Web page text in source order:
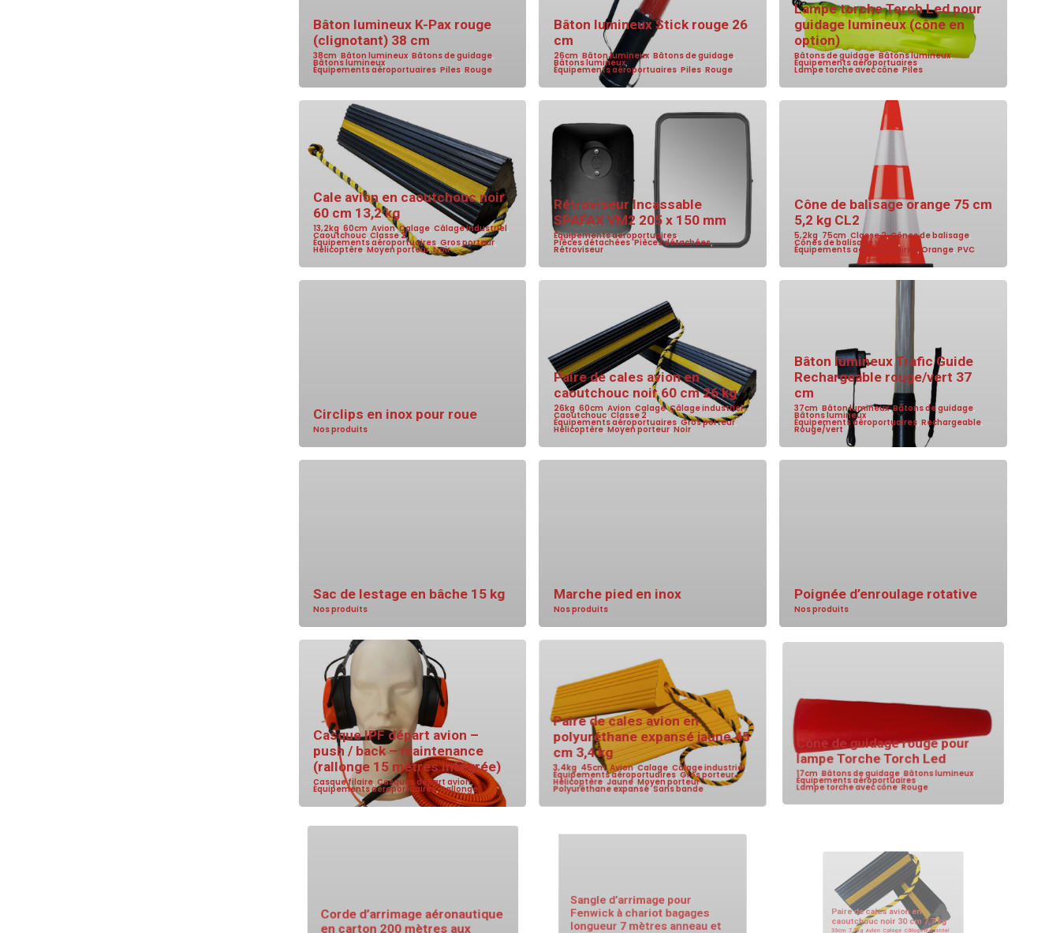
Bâton lumineux K-Pax rouge
(clignotant) 38 cm
38cm ,Bâton lumineux ,Bâtons de guidage
Bâtons lumineux
Équipements aéroportuaires ,Piles ,Rouge
Bâton lumineux Stick rouge 26
cm
26cm Bâton lumineux, Bâtons de guidage,
Bâtons lumineux,
Équipements aéroportuaires, Piles, Rouge
Lampe torche Torch Led pour
guidage lumineux (cône en
option)
Bâtons de guidage, Bâtons lumineux,
Équipements aéroportuaires,
Lampe torche avec cône, Piles
Cale avion en caoutchouc noir
60 cm 13,2 kg
13,2kg ,60cm ,Avion,Calage ,Câlage industriel
Caoutchouc ,Classe 2,
Équipements aéroportuaires ,Gros porteur
Hélicoptère ,Moyen porteur,Noir
Rétroviseur Incassable
SPAFAX VM2 205 x 150 mm
Équipements aéroportuaires,
Pièces détachées,Pièces détachées,
Rétroviseur
Cône de balisage orange 75 cm
5,2 kg CL2
5,2kg 75cm Classe 2,Cônes de balisage,
Cônes de balisage voirie
Équipements aéroportuaires Orange, PVC
Circlips en inox pour roue
Nos produits
Paire de cales avion en
caoutchouc noir 60 cm 26 kg
26kg 60cm Avion Calage,Câlage industriel,
Caoutchouc, Classe 2
Équipements aéroportuaires, Gros porteur,
Hélicoptère, Moyen porteur, Noir
Bâton lumineux Trafic Guide
Rechargeable rouge/vert 37
cm
37cm Bâton lumineux,Bâtons de guidage,
Bâtons lumineux,
Équipements aéroportuaires, Rechargeable,
Rouge/vert
Sac de lestage en bâche 15 kg
Nos produits
Marche pied en inox
Nos produits
Poignée d’enroulage rotative
Nos produits
Casque IPF départ avion –
push / back – maintenance
(rallonge 15 mètres intégrée)
Casque filaire ,Casques départ avion,
Équipements aéroportuaires,Rallonge
Paire de cales avion en
polyuréthane expansé jaune 45
cm 3,4 kg
3,4kg 45cm,Avion,Calage ,Câlage industriel,
Équipements aéroportuaires ,Gros porteur,
Hélicoptère Jaune ,Moyen porteur,
Polyuréthane expansé,Sans bande
Cône de guidage rouge pour
lampe Torche Torch Led
17cm, Bâtons de guidage ,Bâtons lumineux
Équipements aéroportuaires,
Lampe torche avec cône ,Rouge
Corde d’arrimage aéronautique
Sangle d’arrimage pour
Fenwick à chariot bagages
Paire de cales avion en